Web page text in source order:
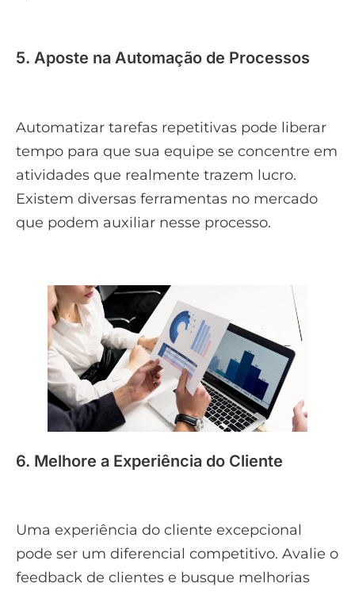
5. Aposte na Automação de Processos
Automatizar tarefas repetitivas pode liberar
tempo para que sua equipe se concentre em
atividades que realmente trazem lucro.
Existem diversas ferramentas no mercado
que podem auxiliar nesse processo.
6. Melhore a Experiência do Cliente
Uma experiência do cliente excepcional
pode ser um diferencial competitivo. Avalie o
feedback de clientes e busque melhorias